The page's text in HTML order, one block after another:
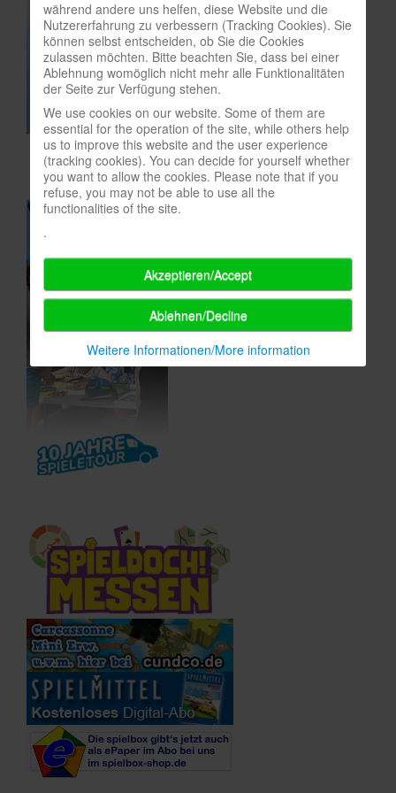
In eigener Sache-On our own behalf
Archivierte Meldungen-News archive
während andere uns helfen, diese Website und die
Nutzererfahrung zu verbessern (Tracking Cookies). Sie
können selbst entscheiden, ob Sie die Cookies
zulassen möchten. Bitte beachten Sie, dass bei einer
Ablehnung womöglich nicht mehr alle Funktionalitäten
der Seite zur Verfügung stehen.
We use cookies on our website. Some of them are
essential for the operation of the site, while others help
us to improve this website and the user experience
(tracking cookies). You can decide for yourself whether
you want to allow the cookies. Please note that if you
refuse, you may not be able to use all the
functionalities of the site.
.
Akzeptieren/Accept
Ablehnen/Decline
Weitere Informationen/More information